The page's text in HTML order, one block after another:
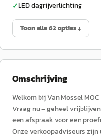
✓LED dagrijverlichting
Toon alle 62 opties ↓
Omschrijving
Welkom bij Van Mossel MOC
Vraag nu – geheel
een afspraak voor een
Onze verkoopadviseurs